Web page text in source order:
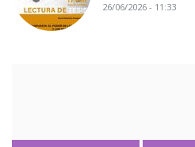
26/06/2026 - 11:33